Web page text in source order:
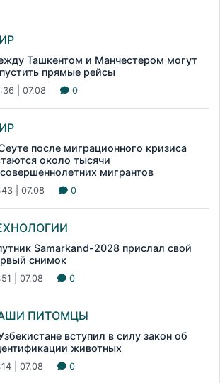
Ташкентом и Манчестером могут
прямые рейсы
| 07.08 0
после миграционного кризиса
около тысячи
мигрантов
| 07.08 0
Samarkand-2028 прислал свой
снимок
| 07.08 0
ПИТОМЦЫ
вступил в силу закон об
животных
| 07.08 0